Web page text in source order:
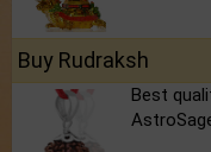
Buy Rudraksh
Best